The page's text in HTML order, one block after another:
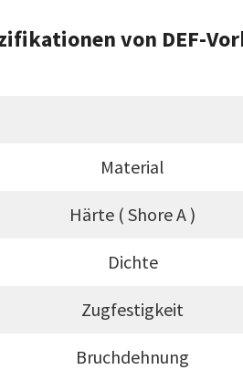
von DEF-
Material
Härte ( Shore A )
Dichte
Zugfestigkeit
Bruchdehnung